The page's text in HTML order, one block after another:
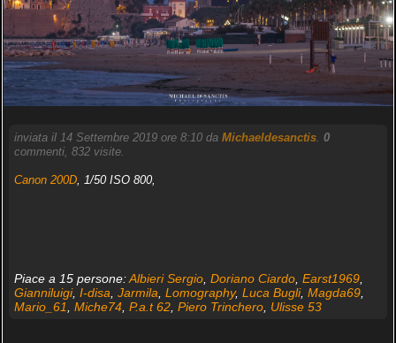
inviata il 14 Settembre 2019 ore 8:10 da Michaeldesanctis. 0
commenti, 832 visite.
Canon 200D, 1/50 ISO 800,
Piace a 15 persone:Albieri Sergio, Doriano Ciardo, Earst1969,
Gianniluigi, I-disa Jarmila Lomography, Luca Bugli, Magda69,
Mario_61
Miche74, P.a.t 62, Piero Trinchero, Ulisse 53